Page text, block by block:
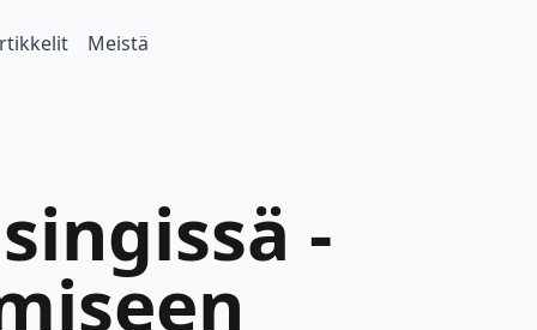
Meistä
-